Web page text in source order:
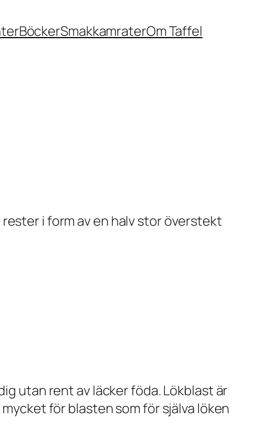
BöckerSmakkamraterOm Taffel
i form av en halv stor överstekt
utan rent av läcker föda. Lökblast är
för blasten som för själva löken